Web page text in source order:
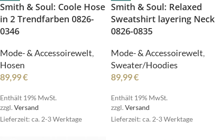
Smith & Soul: Coole Hose
in 2 Trendfarben 0826-
0346
Mode- & Accessoirewelt,
Hosen
89,99€
Enthält 19% MwSt.
zzgl. Versand
Lieferzeit: ca. 2-3 Werktage
Smith & Soul: Relaxed
Sweatshirt layering Neck
0826-0835
Mode- & Accessoirewelt,
Sweater/Hoodies
89,99€
Enthält 19% MwSt.
zzgl. Versand
Lieferzeit: ca. 2-3 Werktage